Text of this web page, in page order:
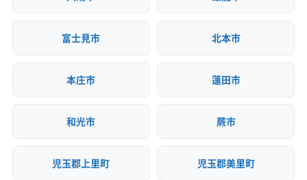
富士見市 北本市
本庄市 蓮田市
和光市 蕨市
児玉郡上里町 児玉郡美里町